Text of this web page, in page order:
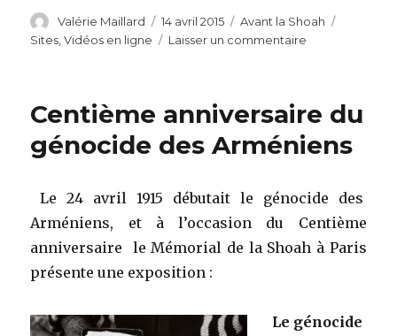
Auteur
Valérie Maillard
Publié
le
14 avril 2015 Catégories
Avant la Shoah
Sites,Vidéos en ligne Laisser un commentaire
spectre
1915
Centième anniversaire du
génocide des Arméniens
Le 24 avril 1915 débutait le génocide des
Arméniens, et à l’occasion du Centième
anniversaire le Mémorial de la Shoah à Paris
présente une exposition :
Le génocide